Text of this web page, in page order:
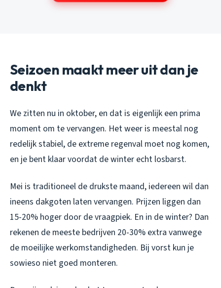
Seizoen maakt meer uit dan je
denkt
We zitten nu in oktober, en dat is eigenlijk een prima
moment om te vervangen. Het weer is meestal nog
redelijk stabiel, de extreme regenval moet nog komen,
en je bent klaar voordat de winter echt losbarst.
Mei is traditioneel de drukste maand, iedereen wil dan
ineens dakgoten laten vervangen. Prijzen liggen dan
15-20% hoger door de vraagpiek. En in de winter? Dan
rekenen de meeste bedrijven 20-30% extra vanwege
de moeilijke werkomstandigheden. Bij vorst kun je
sowieso niet goed monteren.